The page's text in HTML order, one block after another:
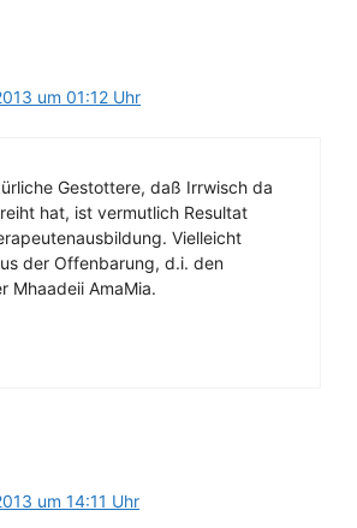
um 01:12 Uhr
Gestottere, daß Irrwisch da
hat, ist vermutlich Resultat
Vielleicht
der Offenbarung, d.i. den
Mhaadeii AmaMia.
um 14:11 Uhr